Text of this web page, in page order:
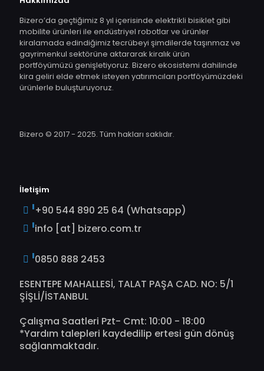
Bizero’da geçtiğimiz 8 yıl içerisinde elektrikli bisiklet gibi
mobilite ürünleri ile endüstriyel robotlar ve ürünler
kiralamada edindiğimiz tecrübeyi şimdilerde taşınmaz ve
gayrimenkul sektörüne aktararak kiralık ürün
portföyümüzü genişletiyoruz. Bizero ekosistemi dahilinde
kira geliri elde etmek isteyen yatırımcıları portföyümüzdeki
ürünlerle buluşturuyoruz.
Bizero © 2017 - 2025. Tüm hakları saklıdır.
İletişim
+90 544 890 25 64 (Whatsapp)
info [at] bizero.com.tr
0850 888 2453
ESENTEPE MAHALLESİ, TALAT PAŞA CAD. NO: 5/1
ŞİŞLİ/İSTANBUL
Çalışma Saatleri Pzt- Cmt: 10:00 - 18:00
*Yardım talepleri kaydedilip ertesi gün dönüş
sağlanmaktadır.